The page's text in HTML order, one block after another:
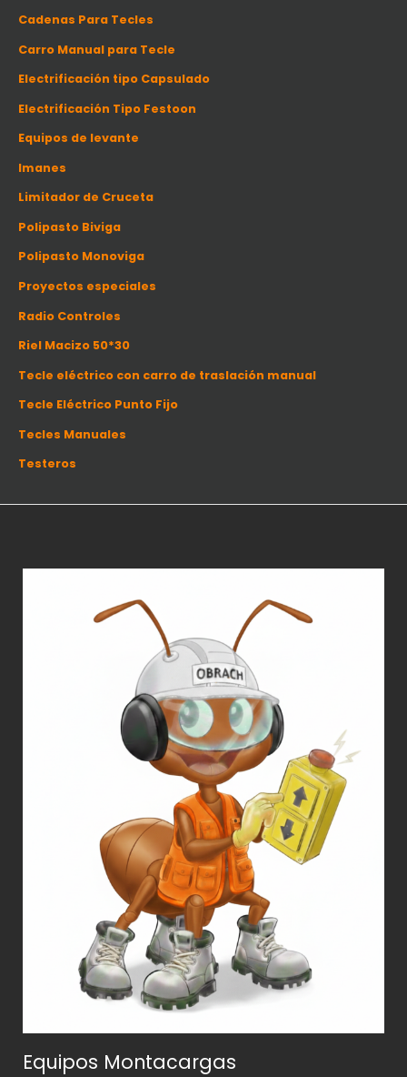
s
Cadenas Para Tecles
Carro Manual para Tecle
Electrificación tipo Capsulado
Electrificación Tipo Festoon
Equipos de levante
Imanes
Limitador de Cruceta
Polipasto Biviga
Polipasto Monoviga
Proyectos especiales
Radio Controles
Riel Macizo 50*30
Tecle eléctrico con carro de traslación manual
Tecle Eléctrico Punto Fijo
Tecles Manuales
Testeros
Equipos Montacargas